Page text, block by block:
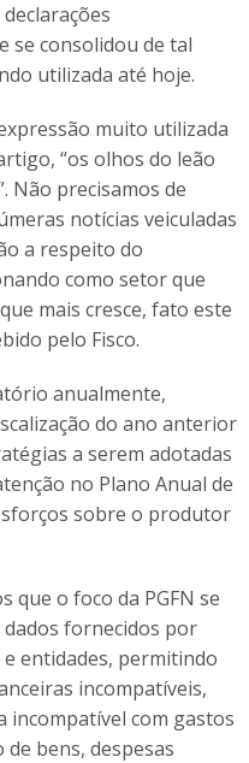
se consolidou de tal
utilizada até hoje.
muito utilizada
“os olhos do leão
Não precisamos de
notícias veiculadas
a respeito do
como setor que
mais cresce, fato este
pelo Fisco.
anualmente,
do ano anterior
a serem adotadas
no Plano Anual de
sobre o produtor
que o foco da PGFN se
fornecidos por
entidades, permitindo
incompatíveis,
incompatível com gastos
bens, despesas